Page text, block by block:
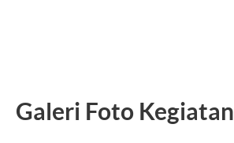
Galeri Foto Kegiatan